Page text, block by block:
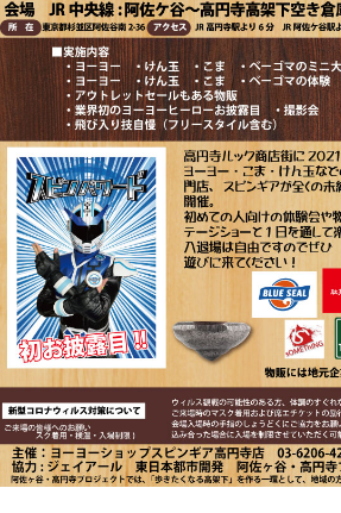
連載
中央線フェス
イベント情報
おしらせ
駅から探す